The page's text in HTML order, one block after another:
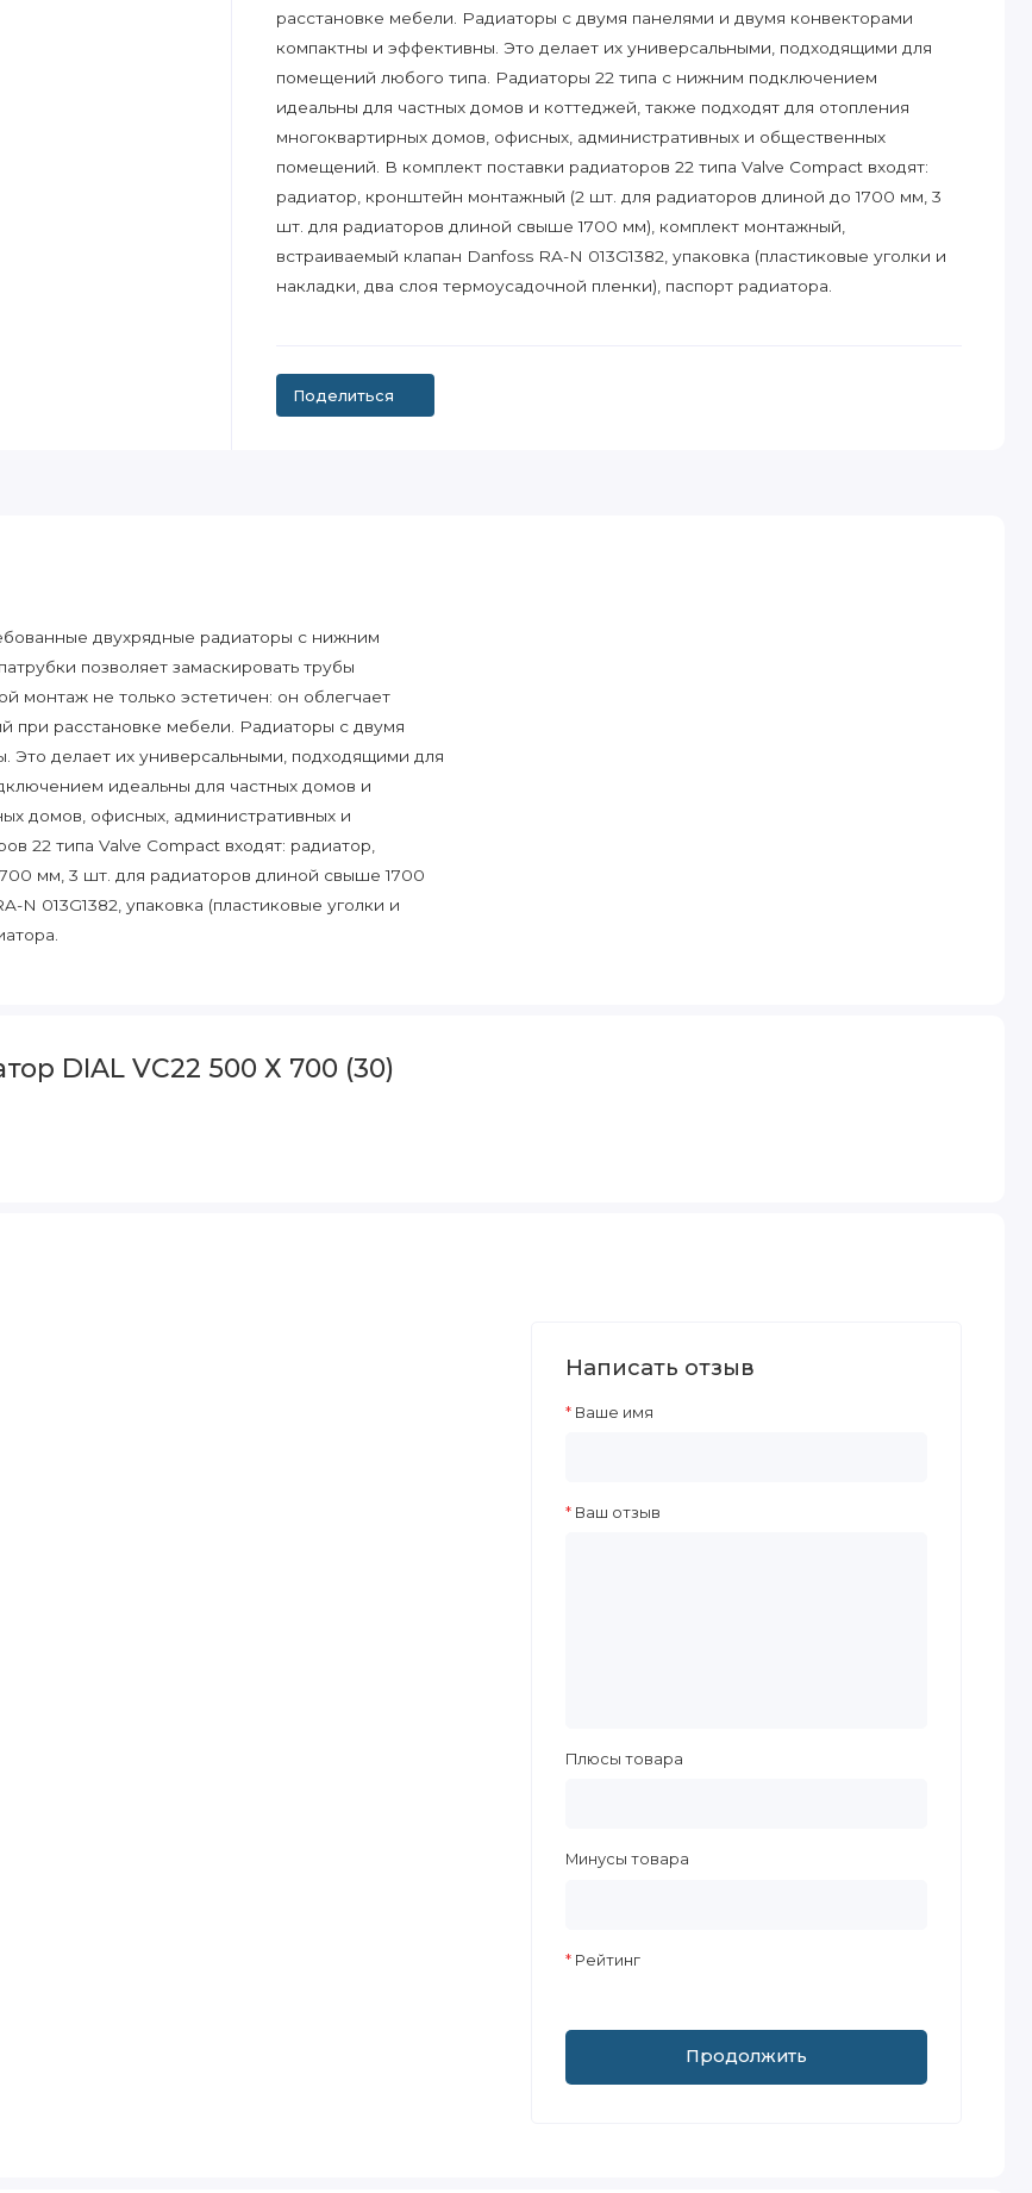
расстановке мебели. Радиаторы с двумя панелями и двумя конвекторами
компактны и эффективны. Это делает их универсальными, подходящими для
помещений любого типа. Радиаторы 22 типа с нижним подключением
идеальны для частных домов и коттеджей, также подходят для отопления
многоквартирных домов, офисных, административных и общественных
помещений. В комплект поставки радиаторов 22 типа Valve Compact входят:
радиатор, кронштейн монтажный (2 шт. для радиаторов длиной до 1700 мм, 3
шт. для радиаторов длиной свыше 1700 мм), комплект монтажный,
встраиваемый клапан Danfoss RA-N 013G1382, упаковка (пластиковые уголки и
накладки, два слоя термоусадочной пленки), паспорт радиатора.
Поделиться
двухрядные радиаторы с нижним
позволяет замаскировать трубы
монтаж не только эстетичен: он облегчает
при расстановке мебели. Радиаторы с двумя
Это делает их универсальными, подходящими для
идеальны для частных домов и
домов, офисных, административных и
22 типа Valve Compact входят: радиатор,
мм, 3 шт. для радиаторов длиной свыше 1700
013G1382, упаковка (пластиковые уголки и
DIAL VC22 500 Х 700 (30)
Написать отзыв
Ваше имя
Ваш отзыв
Плюсы товара
Минусы товара
Рейтинг
Продолжить